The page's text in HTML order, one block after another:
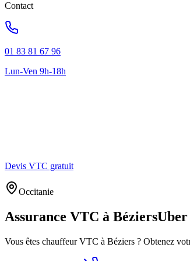
Contact
01 83 81 67 96
Lun-Ven 9h-18h
Devis VTC gratuit
Occitanie
Assurance VTC à BéziersUber
Vous êtes chauffeur VTC à Béziers ? Obtenez